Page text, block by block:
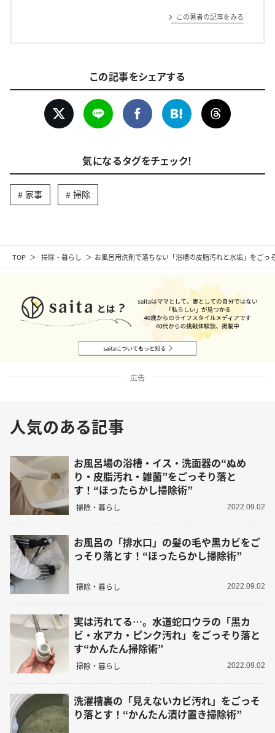
TOP 掃除・暮らし お風呂用洗剤で落ちない「浴槽の皮脂汚れと水垢」をごっ
この著者の記事をみる
この記事をシェアする
気になるタグをチェック！
家事 掃除
広告
人気のある記事
お風呂場の浴槽・イス・洗面器の“ぬめ
り・皮脂汚れ・雑菌”をごっそり落と
す！“ほったらかし掃除術”
掃除・暮らし 2022.09.02
お風呂の「排水口」の髪の毛や黒カビをご
っそり落とす！“ほったらかし掃除術”
掃除・暮らし 2022.09.02
実は汚れてる…。水道蛇口ウラの「黒カ
ビ・水アカ・ピンク汚れ」をごっそり落と
す“かんたん掃除術”
掃除・暮らし 2022.09.02
洗濯槽裏の「見えないカビ汚れ」をごっそ
り落とす！“かんたん漬け置き掃除術”